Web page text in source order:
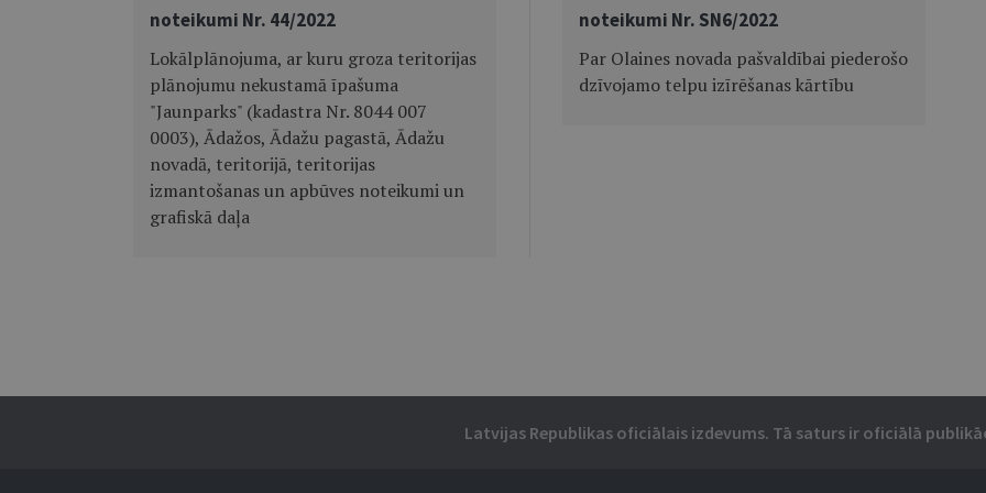
noteikumi Nr. 44/2022
Lokālplānojuma, ar kuru groza teritorijas
plānojumu nekustamā īpašuma
"Jaunparks" (kadastra Nr. 8044 007
0003), Ādažos, Ādažu pagastā, Ādažu
novadā, teritorijā, teritorijas
izmantošanas un apbūves noteikumi un
grafiskā daļa
noteikumi Nr. SN6/2022
Par Olaines novada pašvaldībai piederošo
dzīvojamo telpu izīrēšanas kārtību
Latvijas Republikas oficiālais izdevums. Tā saturs ir oficiālā